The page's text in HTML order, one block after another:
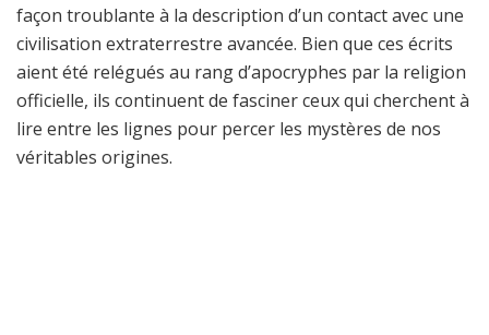
façon troublante à la description d’un contact avec une
civilisation extraterrestre avancée. Bien que ces écrits
aient été relégués au rang d’apocryphes par la religion
officielle, ils continuent de fasciner ceux qui cherchent à
lire entre les lignes pour percer les mystères de nos
véritables origines.